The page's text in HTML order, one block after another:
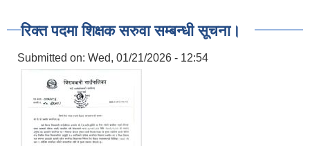
रिक्त पदमा शिक्षक सरुवा सम्बन्धी सूचना।
Submitted on: Wed, 01/21/2026 - 12:54